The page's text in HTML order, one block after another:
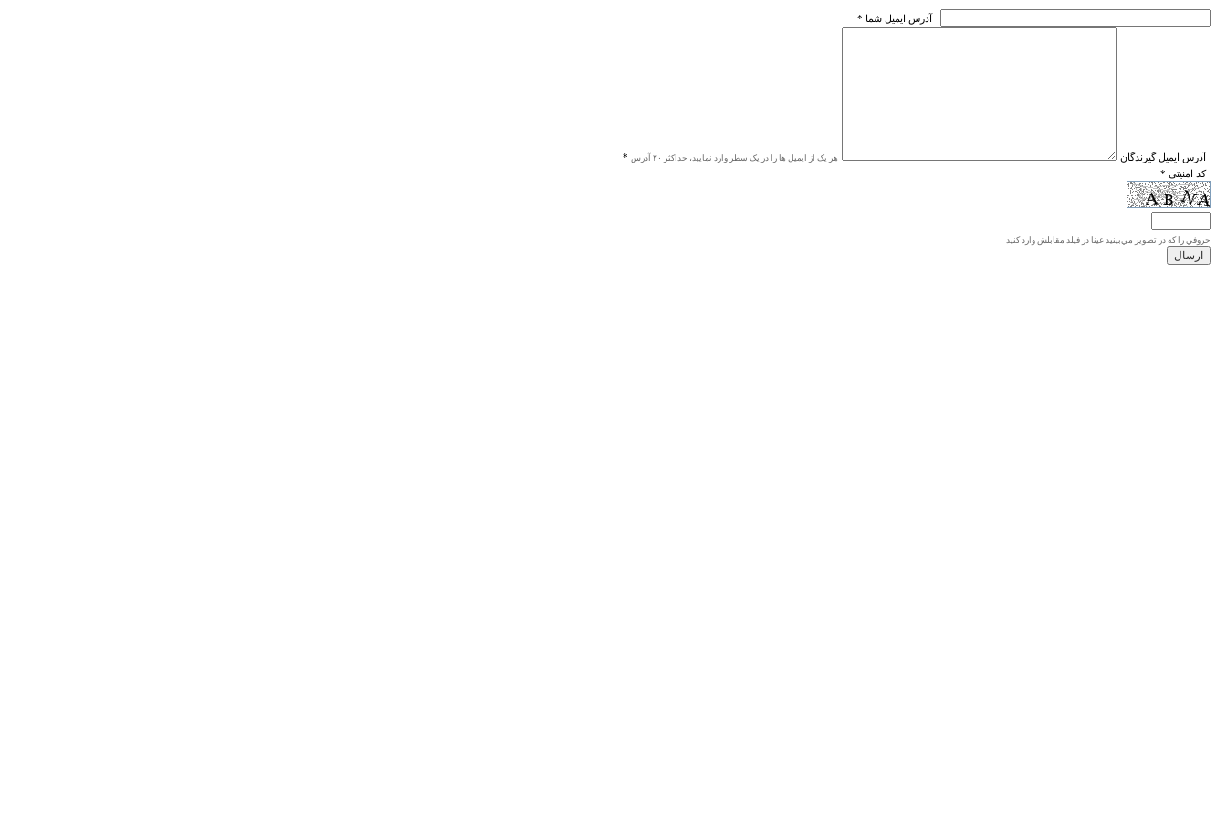
* آدرس ايميل شما
* آدرس ايميل گيرندگان هر یک از ایمیل ها را در یک سطر وارد نمایید، حداکثر ۲۰ آدرس
* کد امنیتی
حروفي را كه در تصوير مي‌بينيد عينا در فيلد مقابلش وارد كنيد